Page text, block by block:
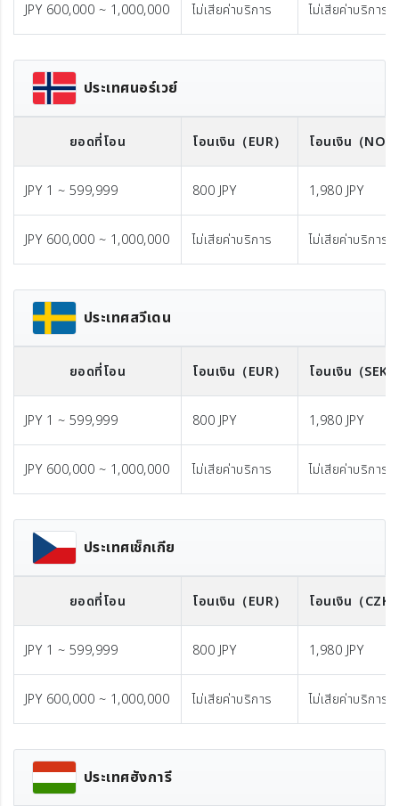
JPY 600,000 ~ 1,000,000 ไม่เสียค่าบริการ ไม่เสียค่าบริการ
ประเทศนอร์เวย์
ยอดที่โอน โอนเงิน （EUR） โอนเงิน （
JPY 1 ~ 599,999 800 JPY 1,980 JPY
JPY 600,000 ~ 1,000,000 ไม่เสียค่าบริการ ไม่เสียค่าบริการ
ประเทศสวีเดน
ยอดที่โอน โอนเงิน （EUR） โอนเงิน （SEK
JPY 1 ~ 599,999 800 JPY 1,980 JPY
JPY 600,000 ~ 1,000,000 ไม่เสียค่าบริการ ไม่เสียค่าบริการ
ประเทศเช็กเกีย
ยอดที่โอน โอนเงิน （EUR） โอนเงิน （CZK
JPY 1 ~ 599,999 800 JPY 1,980 JPY
JPY 600,000 ~ 1,000,000 ไม่เสียค่าบริการ ไม่เสียค่าบริการ
ประเทศฮังการี